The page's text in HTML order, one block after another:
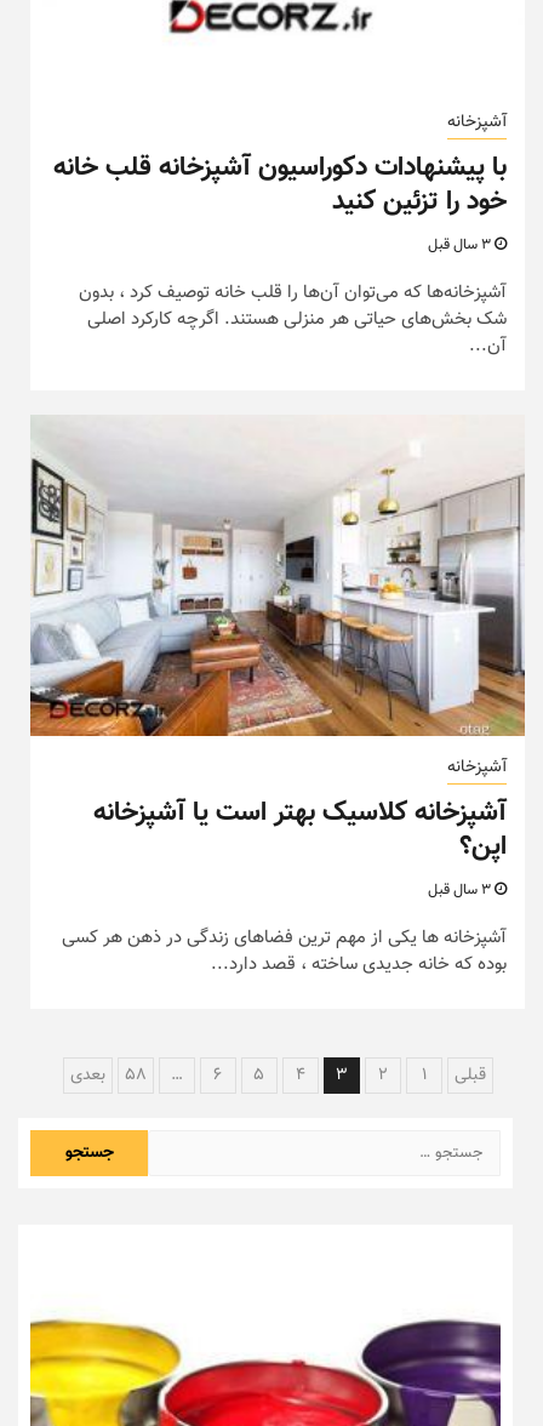
آشپزخانه
با پیشنهادات دکوراسیون آشپزخانه قلب خانه
خود را تزئین کنید
آشپزخانه‌ها که می‌توان آن‌ها را قلب خانه توصیف کرد ، بدون
شک بخش‌های حیاتی هر منزلی هستند. اگرچه کارکرد اصلی
آن...
آشپزخانه
آشپزخانه کلاسیک بهتر است یا آشپزخانه
اپن؟
آشپزخانه ‌ها یکی از مهم ‌ترین فضاهای زندگی در ذهن هر کسی
بوده که خانه جدیدی ساخته ، قصد دارد...
راهبری
قبلی 1
2
3
4
5
6
…
58 بعدی
جستجو
برای: